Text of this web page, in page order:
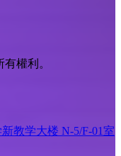
權利。
教学大楼 N-5/F-01室